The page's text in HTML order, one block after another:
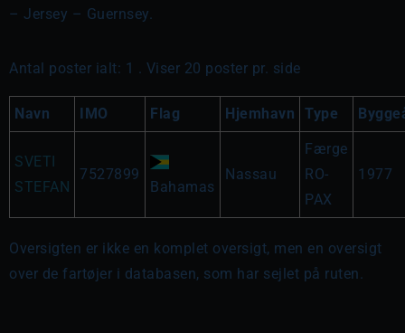
– Jersey – Guernsey.
Antal poster ialt: 1 . Viser 20 poster pr. side
Navn IMO Flag Hjemhavn Type
SVETI
STEFAN
7527899
Bahamas
Nassau
Færge
RO-
PAX
1977
Oversigten er ikke en komplet oversigt, men en oversigt
over de fartøjer i databasen, som har sejlet på ruten.